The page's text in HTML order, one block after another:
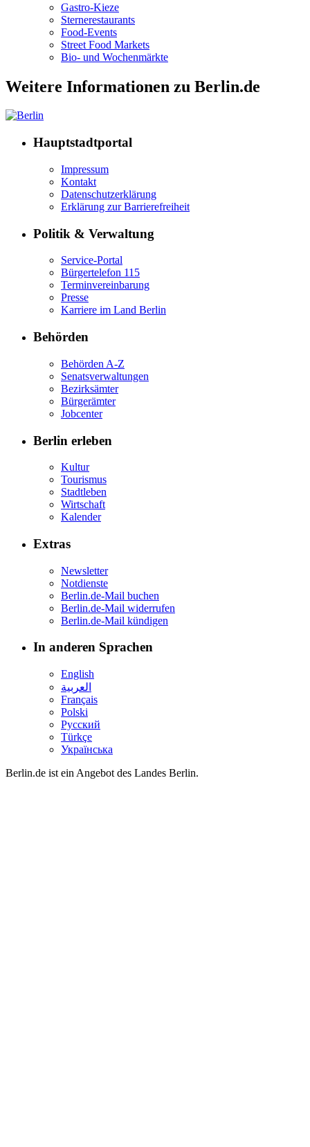
Gastro-Kieze
Sternerestaurants
Food-Events
Street Food Markets
Bio- und Wochenmärkte
Weitere Informationen zu Berlin.de
Hauptstadtportal
Impressum
Kontakt
Datenschutzerklärung
Erklärung zur Barrierefreiheit
Politik & Verwaltung
Service-Portal
Bürgertelefon 115
Terminvereinbarung
Presse
Karriere im Land Berlin
Behörden
Behörden A-Z
Senatsverwaltungen
Bezirksämter
Bürgerämter
Jobcenter
Berlin erleben
Kultur
Tourismus
Stadtleben
Wirtschaft
Kalender
Extras
Newsletter
Notdienste
Berlin.de-Mail buchen
Berlin.de-Mail widerrufen
Berlin.de-Mail kündigen
In anderen Sprachen
English
العربية
Français
Polski
Русский
Türkçe
Українська
Berlin.de ist ein Angebot des Landes Berlin.